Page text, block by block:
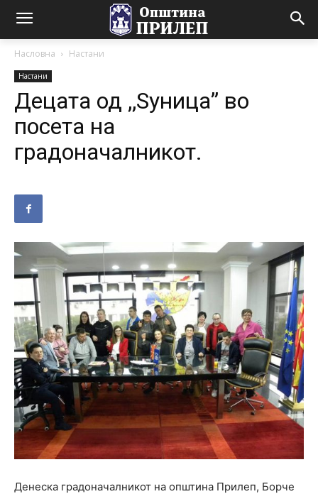
Насловна Настани
Настани
Децата од ,,Ѕуница” во
посета на
градоначалникот.
Денеска градоначалникот на општина Прилеп, Борче